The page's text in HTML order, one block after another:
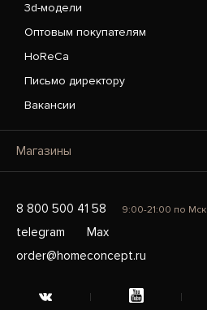
3d-модели
Оптовым покупателям
HoReCa
Письмо директору
Вакансии
Магазины
8 800 500 41 58 9:00-21:00 по Мск
telegram
Max
order@homeconcept.ru